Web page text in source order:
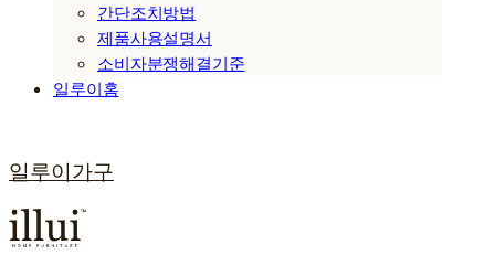
간단조치방법
제품사용설명서
소비자분쟁해결기준
일루이홈
일루이가구